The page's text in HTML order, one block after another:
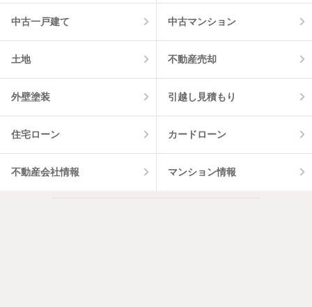
中古一戸建て 中古マンション
土地 不動産売却
外壁塗装 引越し見積もり
住宅ローン カードローン
不動産会社情報 マンション情報